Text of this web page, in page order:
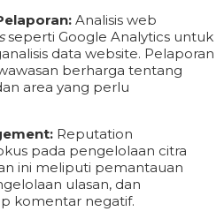
Analisis web
seperti Google Analytics untuk
data website. Pelaporan
berharga tentang
area yang perlu
Reputation
pada pengelolaan citra
ini meliputi pemantauan
ulasan, dan
komentar negatif.